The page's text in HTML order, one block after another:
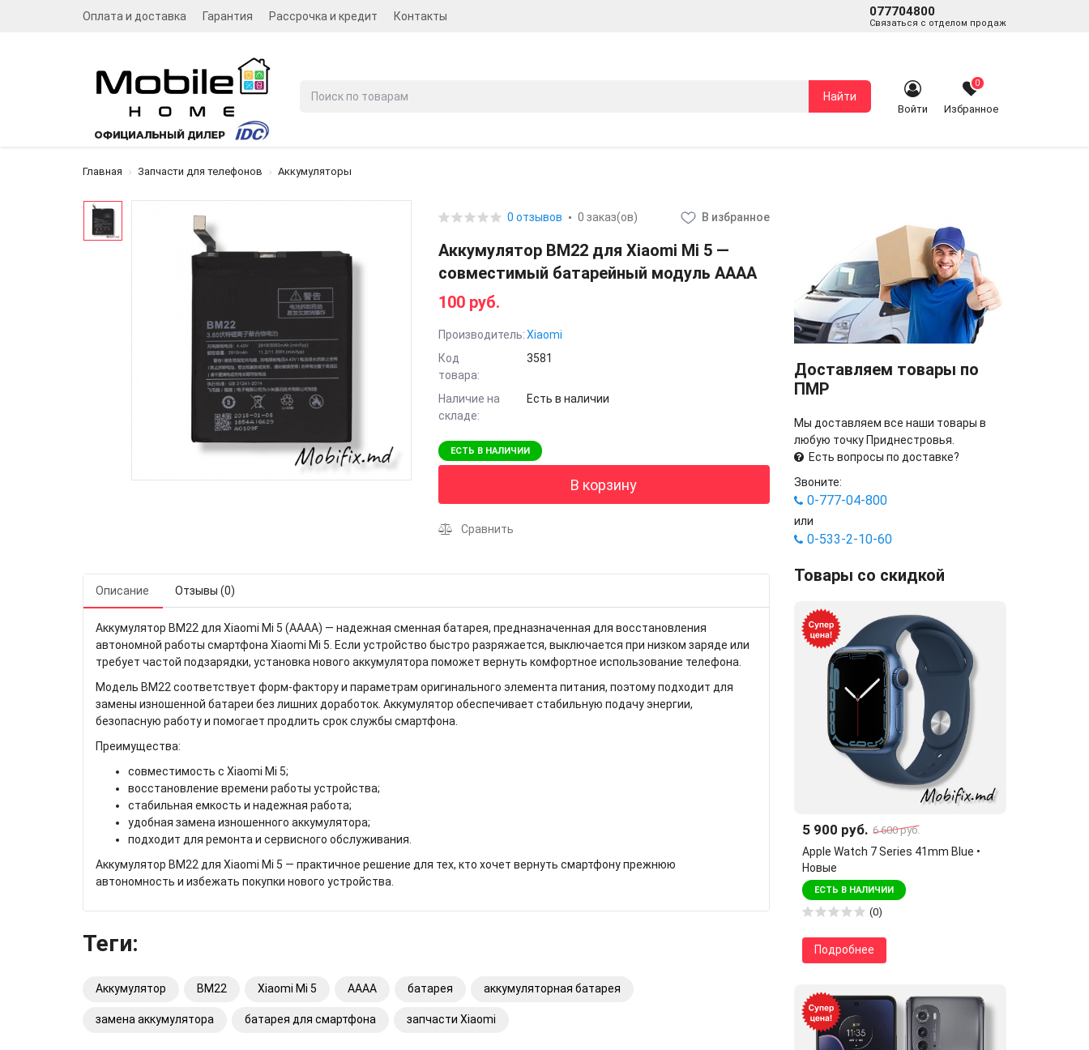
Оплата и доставка Гарантия Рассрочка и кредит Контакты 077704800
Связаться с отделом продаж
Найти
Войти
0
Избранное
Главная Запчасти для телефонов Аккумуляторы
0 отзывов 0 заказ(ов) В избранное
Аккумулятор BM22 для Xiaomi Mi 5 —
совместимый батарейный модуль AAAA
100 руб.
Производитель: Xiaomi
Код
товара:
3581
Наличие на
складе:
Есть в наличии
ЕСТЬ В НАЛИЧИИ
В корзину
Сравнить
Описание Отзывы (0)
Аккумулятор BM22 для Xiaomi Mi 5 (AAAA) — надежная сменная батарея, предназначенная для восстановления
автономной работы смартфона Xiaomi Mi 5. Если устройство быстро разряжается, выключается при низком заряде или
требует частой подзарядки, установка нового аккумулятора поможет вернуть комфортное использование телефона.
Модель BM22 соответствует форм-фактору и параметрам оригинального элемента питания, поэтому подходит для
замены изношенной батареи без лишних доработок. Аккумулятор обеспечивает стабильную подачу энергии,
безопасную работу и помогает продлить срок службы смартфона.
Преимущества:
совместимость с Xiaomi Mi 5;
восстановление времени работы устройства;
стабильная емкость и надежная работа;
удобная замена изношенного аккумулятора;
подходит для ремонта и сервисного обслуживания.
Аккумулятор BM22 для Xiaomi Mi 5 — практичное решение для тех, кто хочет вернуть смартфону прежнюю
автономность и избежать покупки нового устройства.
Теги:
Аккумулятор BM22 Xiaomi Mi 5 AAAA батарея аккумуляторная батарея
замена аккумулятора батарея для смартфона запчасти Xiaomi
Доставляем товары по
ПМР
Мы доставляем все наши товары в
любую точку Приднестровья.
Есть вопросы по доставке?
Звоните:
0-777-04-800
или
0-533-2-10-60
Товары со скидкой
5 900 руб. 6 600 руб.
Apple Watch 7 Series 41mm Blue •
Новые
ЕСТЬ В НАЛИЧИИ
(0)
Подробнее